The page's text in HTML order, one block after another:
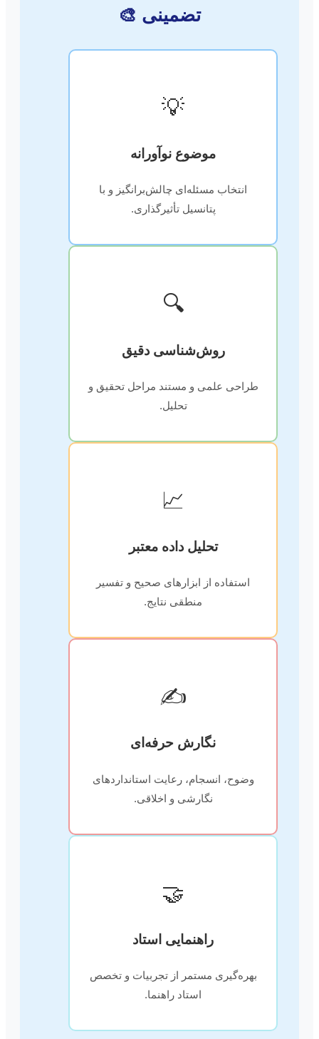
تضمینی 🎨
💡
موضوع نوآورانه
انتخاب مسئله‌ای چالش‌برانگیز و با
پتانسیل تأثیرگذاری.
🔍
روش‌شناسی دقیق
طراحی علمی و مستند مراحل تحقیق و
تحلیل.
📈
تحلیل داده معتبر
استفاده از ابزارهای صحیح و تفسیر
منطقی نتایج.
✍️
نگارش حرفه‌ای
وضوح، انسجام، رعایت استانداردهای
نگارشی و اخلاقی.
🤝
راهنمایی استاد
بهره‌گیری مستمر از تجربیات و تخصص
استاد راهنما.